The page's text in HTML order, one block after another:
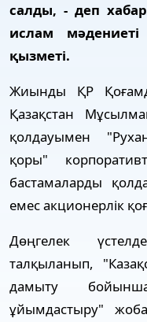
салды, - деп
ислам мәдениеті
қызметі.
Жиынды ҚР
Қазақстан
қолдауымен
қоры"
бастамаларды
емес акционерлік
Дөңгелек
талқыланып,
дамыту
ұйымдастыру"